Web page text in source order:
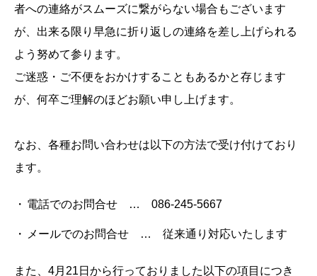
者への連絡がスムーズに繋がらない場合もございます
が、出来る限り早急に折り返しの連絡を差し上げられる
よう努めて参ります。
ご迷惑・ご不便をおかけすることもあるかと存じます
が、何卒ご理解のほどお願い申し上げます。
なお、各種お問い合わせは以下の方法で受け付けており
ます。
電話でのお問合せ … 086-245-5667
メールでのお問合せ … 従来通り対応いたします
また、4月21日から行っておりました以下の項目につき